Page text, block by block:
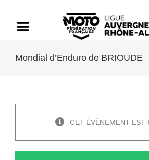
contenu
Mondial d’Enduro de BRIOUDE
CET ÉVÈNEMENT EST